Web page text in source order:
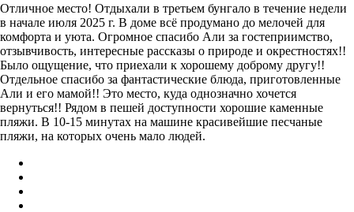
Отличное место! Отдыхали в третьем бунгало в течение недели
в начале июля 2025 г. В доме всё продумано до мелочей для
комфорта и уюта. Огромное спасибо Али за гостеприимство,
отзывчивость, интересные рассказы о природе и окрестностях!!
Было ощущение, что приехали к хорошему доброму другу!!
Отдельное спасибо за фантастические блюда, приготовленные
Али и его мамой!! Это место, куда однозначно хочется
вернуться!! Рядом в пешей доступности хорошие каменные
пляжи. В 10-15 минутах на машине красивейшие песчаные
пляжи, на которых очень мало людей.